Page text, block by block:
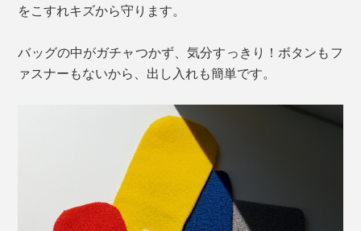
をこすれキズから守ります。
バッグの中がガチャつかず、気分すっきり！ボタンもフ
ァスナーもないから、出し入れも簡単です。